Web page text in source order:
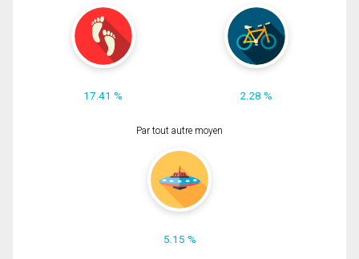
17.41 % 2.28 %
Par tout autre moyen
5.15 %